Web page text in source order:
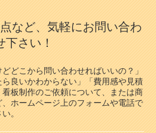
など、気軽にお問い合わ
下さい！
どこから問い合わせればいいの？」
ら良いかわからない」「費用感や見積
板制作のご依頼について、または商
ホームページ上のフォームや電話で
。